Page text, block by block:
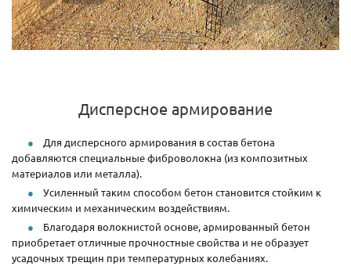
Дисперсное армирование
Для дисперсного армирования в состав бетона
добавляются специальные фиброволокна (из композитных
материалов или металла).
Усиленный таким способом бетон становится стойким к
химическим и механическим воздействиям.
Благодаря волокнистой основе, армированный бетон
приобретает отличные прочностные свойства и не образует
усадочных трещин при температурных колебаниях.